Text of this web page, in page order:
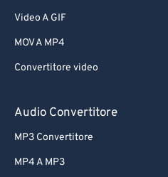
Video A GIF
MOV A MP4
Convertitore video
Audio Convertitore
MP3 Convertitore
MP4 A MP3